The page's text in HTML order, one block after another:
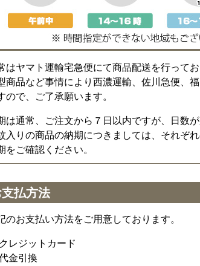
はヤマト運輸宅急便にて商品配送を行ってお
商品など事情により西濃運輸、佐川急便、
ので、ご了承願います。
は通常、ご注文から７日以内ですが、日数
入りの商品の納期につきましては、それぞ
をご確認ください。
払方法
のお支払い方法をご用意しております。
レジットカード
金引換